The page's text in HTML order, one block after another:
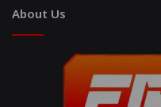
About Us